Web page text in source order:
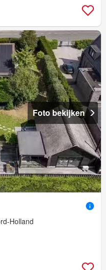
Foto bekijken
Holland